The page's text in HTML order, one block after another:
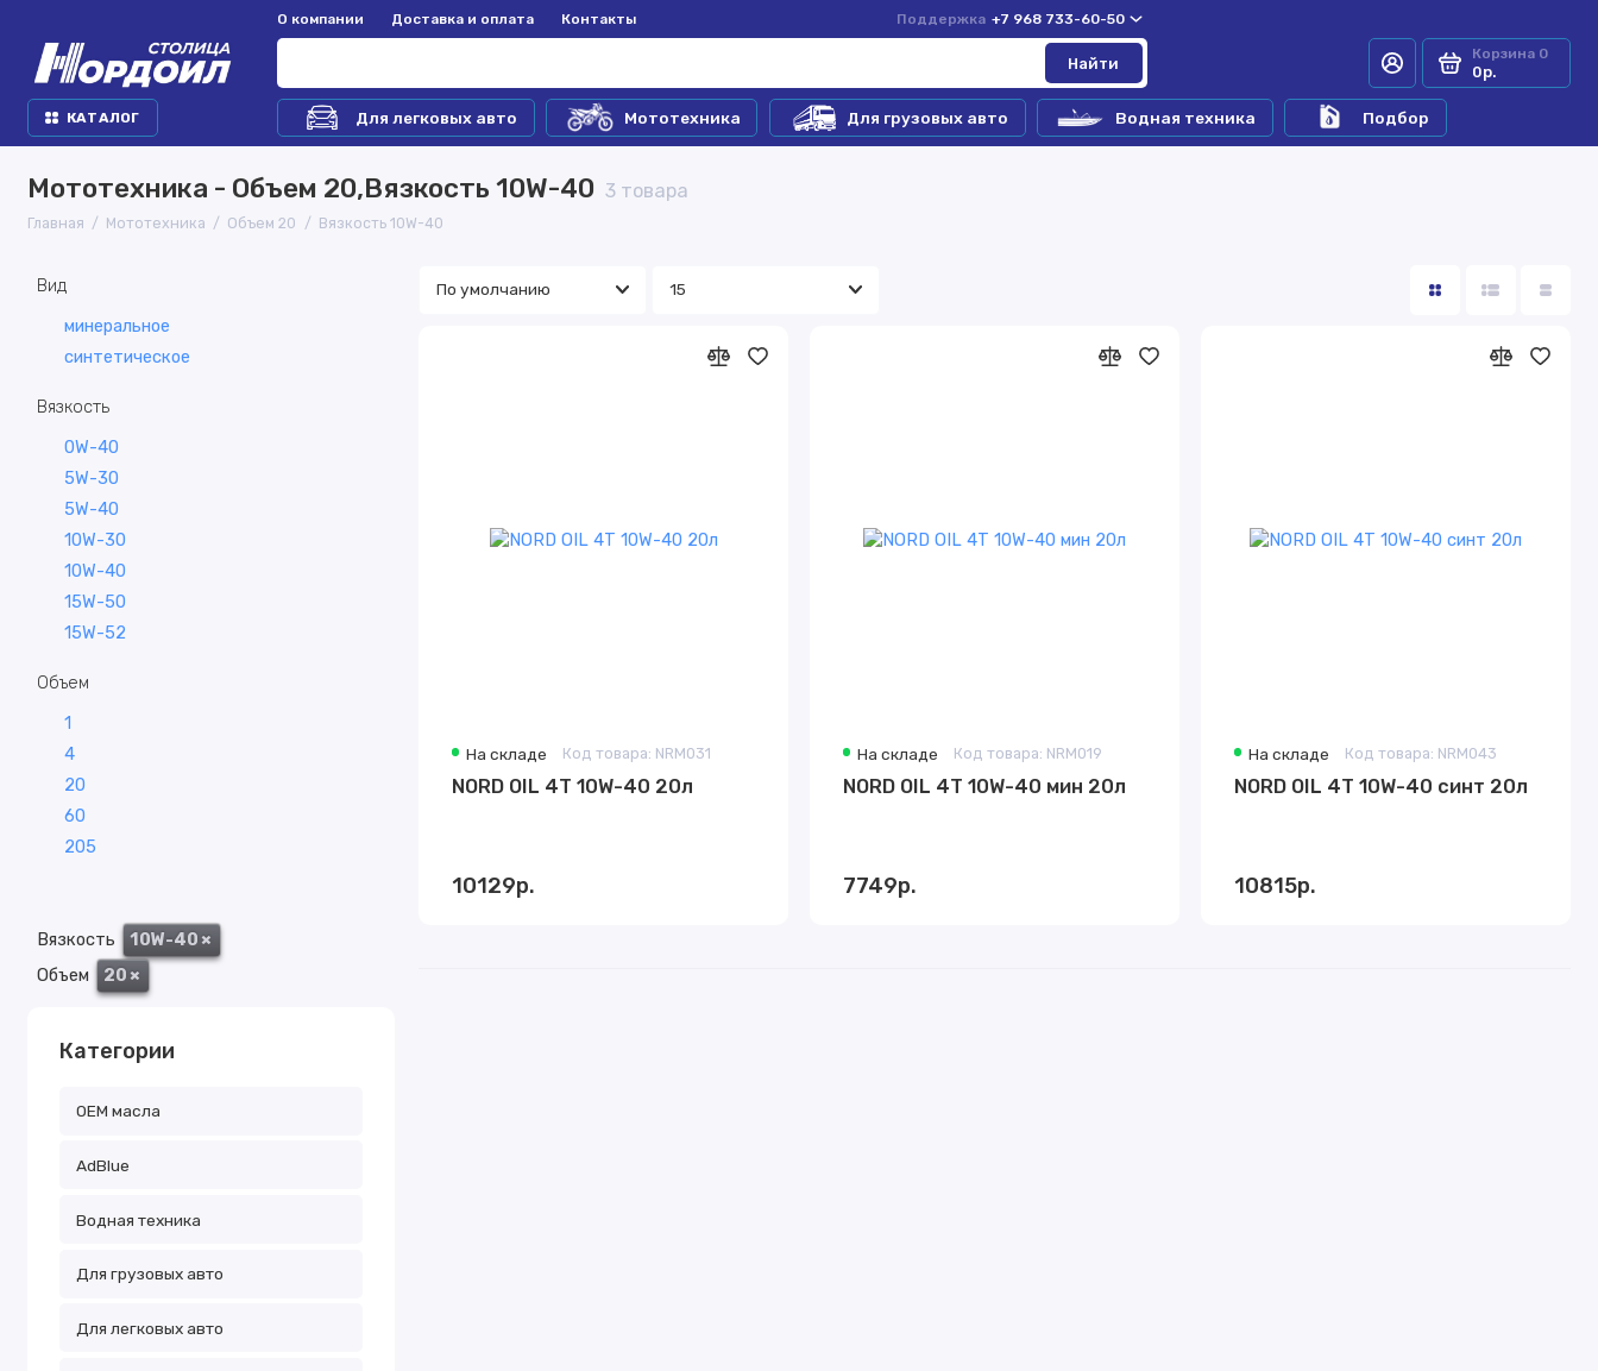
О компании Доставка и оплата Контакты Поддержка +7 968 733-60-50
Найти
Корзина 0
0р.
КАТАЛОГ Для легковых авто Мототехника Для грузовых авто Водная техника Подбор
Мототехника - Объем 20,Вязкость 10W-40 3 товара
Главная Мототехника Объем 20 Вязкость 10W-40
Вид
минеральное
синтетическое
Вязкость
0W-40
5W-30
5W-40
10W-30
10W-40
15W-50
15W-52
Объем
1
4
20
60
205
Вязкость 10W-40×
Объем
20×
Категории
OEM масла
АdBlue
Водная техника
Для грузовых авто
Для легковых авто
На складе Код товара: NRM031
NORD OIL 4Т 10W-40 20л
10129р.
На складе Код товара: NRM019
NORD OIL 4Т 10W-40 мин 20л
7749р.
На складе Код товара: NRM043
NORD OIL 4Т 10W-40 синт 20л
10815р.